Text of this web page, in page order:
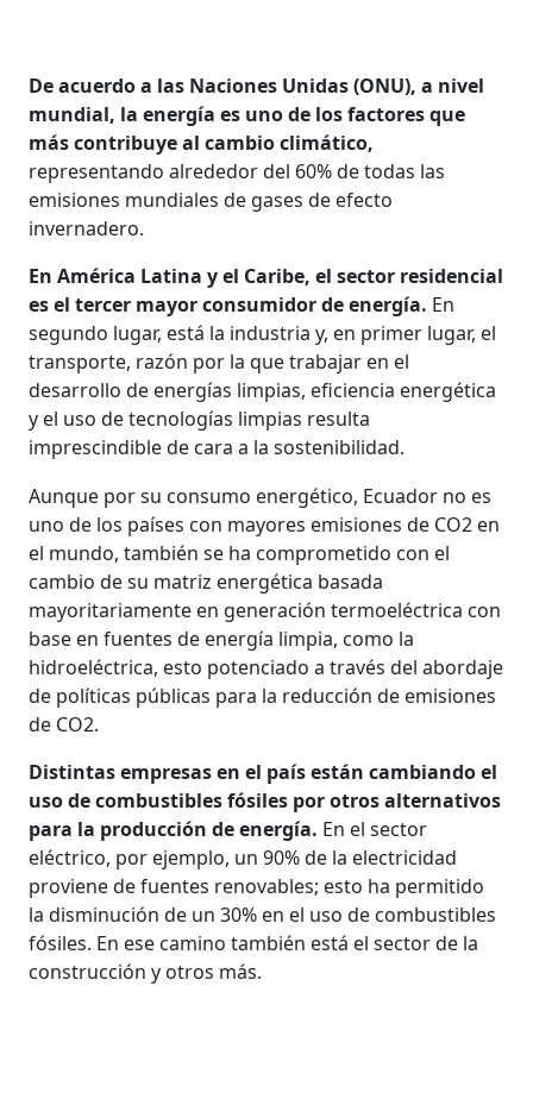
De acuerdo a las Naciones Unidas (ONU), a nivel
mundial, la energía es uno de los factores que
más contribuye al cambio climático,
representando alrededor del 60% de todas las
emisiones mundiales de gases de efecto
invernadero.
En América Latina y el Caribe, el sector residencial
es el tercer mayor consumidor de energía. En
segundo lugar, está la industria y, en primer lugar, el
transporte, razón por la que trabajar en el
desarrollo de energías limpias, eficiencia energética
y el uso de tecnologías limpias resulta
imprescindible de cara a la sostenibilidad.
Aunque por su consumo energético, Ecuador no es
uno de los países con mayores emisiones de CO2 en
el mundo, también se ha comprometido con el
cambio de su matriz energética basada
mayoritariamente en generación termoeléctrica con
base en fuentes de energía limpia, como la
hidroeléctrica, esto potenciado a través del abordaje
de políticas públicas para la reducción de emisiones
de CO2.
Distintas empresas en el país están cambiando el
uso de combustibles fósiles por otros alternativos
para la producción de energía. En el sector
eléctrico, por ejemplo, un 90% de la electricidad
proviene de fuentes renovables; esto ha permitido
la disminución de un 30% en el uso de combustibles
fósiles. En ese camino también está el sector de la
construcción y otros más.